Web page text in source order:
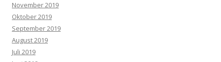
November 2019
Oktober 2019
September 2019
August 2019
Juli 2019